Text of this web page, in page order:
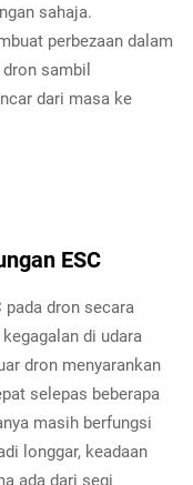
sahaja.
perbezaan dalam
sambil
dari masa ke
ESC
pada dron secara
di udara
dron menyarankan
selepas beberapa
masih berfungsi
longgar, keadaan